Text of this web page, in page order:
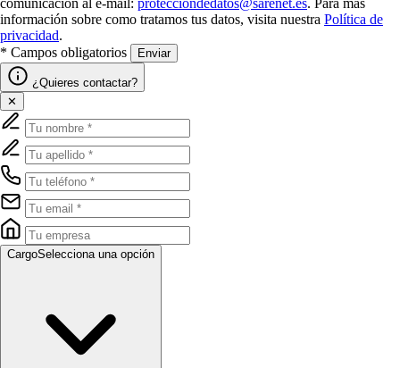
información sobre como tratamos tus datos, visita nuestra Política de
privacidad.
* Campos obligatorios
Enviar
¿Quieres contactar?
✕
CargoSelecciona una opción